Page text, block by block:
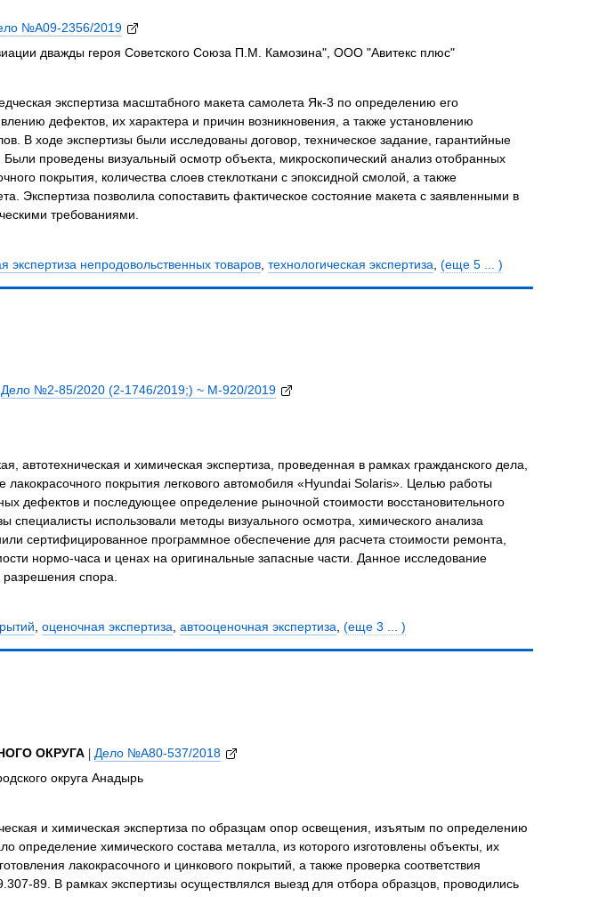
№А09-2356/2019
дважды героя Советского Союза П.М. Камозина", ООО "Авитекс плюс"
экспертиза масштабного макета самолета Як-3 по определению его
дефектов, их характера и причин возникновения, а также установлению
В ходе экспертизы были исследованы договор, техническое задание, гарантийные
Были проведены визуальный осмотр объекта, микроскопический анализ отобранных
покрытия, количества слоев стеклоткани с эпоксидной смолой, а также
Экспертиза позволила сопоставить фактическое состояние макета с заявленными в
требованиями.
экспертиза непродовольственных товаров, технологическая экспертиза, (еще 5 ... )
Дело №2-85/2020 (2-1746/2019;) ~ М-920/2019
автотехническая и химическая экспертиза, проведенная в рамках гражданского дела,
покрытия легкового автомобиля «Hyundai Solaris». Целью работы
дефектов и последующее определение рыночной стоимости восстановительного
специалисты использовали методы визуального осмотра, химического анализа
сертифицированное программное обеспечение для расчета стоимости ремонта,
нормо-часа и ценах на оригинальные запасные части. Данное исследование
спора.
, оценочная экспертиза, автооценочная экспертиза, (еще 3 ... )
ОКРУГА | Дело №А80-537/2018
округа Анадырь
и химическая экспертиза по образцам опор освещения, изъятым по определению
определение химического состава металла, из которого изготовлены объекты, их
лакокрасочного и цинкового покрытий, а также проверка соответствия
89. В рамках экспертизы осуществлялся выезд для отбора образцов, проводились